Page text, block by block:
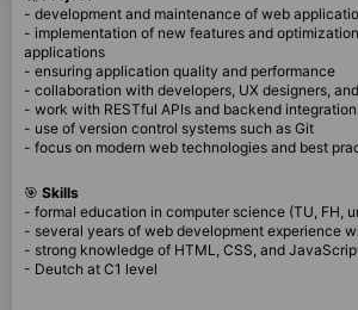
- development and maintenance of web
- implementation of new features and
applications
- ensuring application quality and performance
- collaboration with developers, UX designers,
- work with RESTful APIs and backend integration
- use of version control systems such as Git
- focus on modern web technologies and best
🎯 Skills
- formal education in computer science (TU, FH,
- several years of web development experience
- strong knowledge of HTML, CSS, and
- Deutch at C1 level